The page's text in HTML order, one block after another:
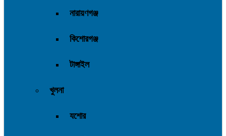
নারায়ণগঞ্জ
কিশোরগঞ্জ
টাঙ্গাইল
খুলনা
যশোর